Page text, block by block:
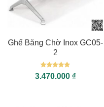
Ghế Băng Chờ Inox GC05-
2
Được xếp
hạng55
3.470.000 ₫